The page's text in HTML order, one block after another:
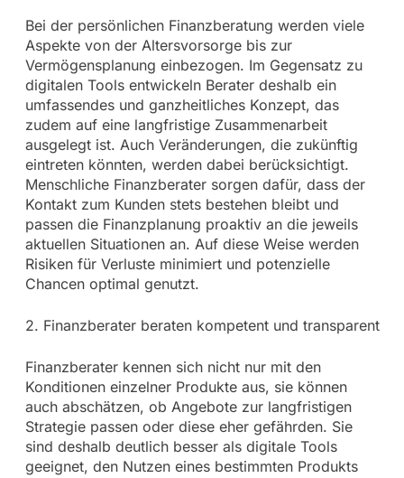
Bei der persönlichen Finanzberatung werden viele
Aspekte von der Altersvorsorge bis zur
Vermögensplanung einbezogen. Im Gegensatz zu
digitalen Tools entwickeln Berater deshalb ein
umfassendes und ganzheitliches Konzept, das
zudem auf eine langfristige Zusammenarbeit
ausgelegt ist. Auch Veränderungen, die zukünftig
eintreten könnten, werden dabei berücksichtigt.
Menschliche Finanzberater sorgen dafür, dass der
Kontakt zum Kunden stets bestehen bleibt und
passen die Finanzplanung proaktiv an die jeweils
aktuellen Situationen an. Auf diese Weise werden
Risiken für Verluste minimiert und potenzielle
Chancen optimal genutzt.
2. Finanzberater beraten kompetent und transparent
Finanzberater kennen sich nicht nur mit den
Konditionen einzelner Produkte aus, sie können
auch abschätzen, ob Angebote zur langfristigen
Strategie passen oder diese eher gefährden. Sie
sind deshalb deutlich besser als digitale Tools
geeignet, den Nutzen eines bestimmten Produkts